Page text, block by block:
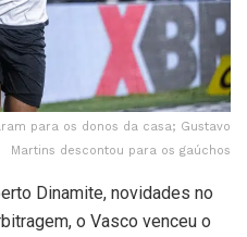
para os donos da casa; Gustavo
Martins descontou para os gaúchos
Dinamite, novidades no
o Vasco venceu o